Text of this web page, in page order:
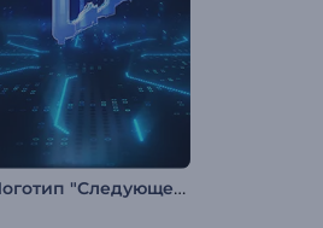
Логотип "Следующее Поколение"